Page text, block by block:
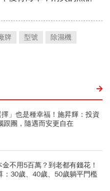
牌 型號
除濕機
」也是種幸福！施昇輝：投資
跟團，隨遇而安更自在
不用5百萬？到老都有錢花！
：30歲、40歲、50歲躺平門檻